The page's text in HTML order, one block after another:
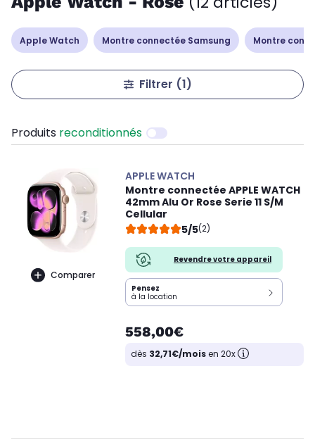
Apple Watch Montre connectée Samsung Montre
Filtrer (1)
Produits reconditionnés
Comparer
APPLE WATCH
Montre connectée APPLE WATCH
42mm Alu Or Rose Serie 11 S/M
Cellular
5/5(2)
Revendre votre appareil
Pensez
à la location
558,00€
dès 32,71€/moisen 20x